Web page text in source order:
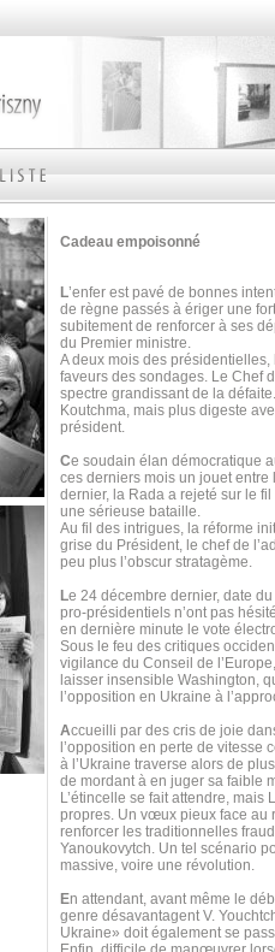
Cadeau empoisonné
L’enfer est pavé de bonnes
de règne passés à ériger une
subitement de renforcer à ses
du Premier ministre.
A deux mois des
faveurs des sondages. Le Chef
spectre grandissant de la
Koutchma, mais plus digeste
président.
Ce soudain élan démocratique
ces derniers mois un jouet
dernier, la Rada a rejeté sur le
une sérieuse bataille.
Au fil des intrigues, la réforme
grise du Président, le chef de
peu plus l’obscur stratagème.
Le 24 décembre dernier, date
pro-présidentiels n’ont pas
en dernière minute le vote
Sous le feu des critiques
vigilance du Conseil de
laisser insensible Washington,
l’opposition en Ukraine à
Accueilli par des cris de joie
l’opposition en perte de
à l’Ukraine traverse alors de
de mordant à en juger sa faible
L’étincelle se fait attendre,
propres. Un vœux pieux face au
renforcer les traditionnelles
Yanoukovytch. Un tel scénario
massive, voire une révolution.
En attendant, avant même le
genre désavantagent V.
Ukraine» doit également se